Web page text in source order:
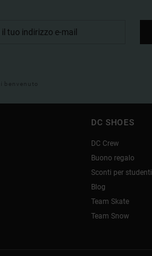
benvenuto
DC SHOES
DC Crew
Buono regalo
Sconti per studenti
Blog
Team Skate
Team Snow